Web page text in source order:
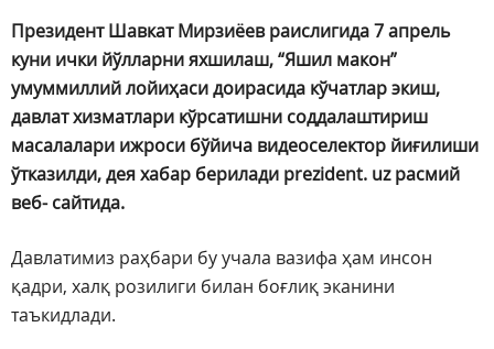
Президент Шавкат Мирзиёев раислигида 7 апрель
куни ички йўлларни яхшилаш, “Яшил макон”
умуммиллий лойиҳаси доирасида кўчатлар экиш,
давлат хизматлари кўрсатишни соддалаштириш
масалалари ижроси бўйича видеоселектор йиғилиши
ўтказилди, дея хабар берилади prezident. uz расмий
веб- сайтида.
Давлатимиз раҳбари бу учала вазифа ҳам инсон
қадри, халқ розилиги билан боғлиқ эканини
таъкидлади.